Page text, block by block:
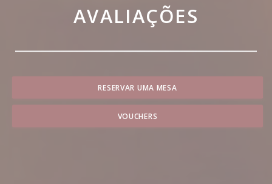
AVALIAÇÕES
RESERVAR UMA MESA
VOUCHERS